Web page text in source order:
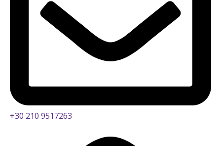
+30 210 9517263